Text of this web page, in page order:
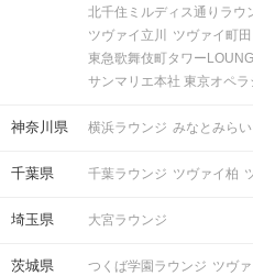
北千住ミルディス通りラウ
ツヴァイ立川
ツヴァイ町田
東急歌舞伎町タワー
サンマリエ本社 東京オペ
神奈川県 横浜ラウンジ みなとみら
千葉県 千葉ラウンジ ツヴァイ柏
埼玉県 大宮ラウンジ
茨城県 つくば学園ラウンジ ツヴ